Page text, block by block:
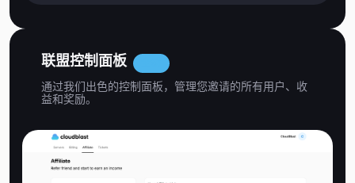
联盟控制面板
通过我们出色的控制面板，管理您邀请的所有用户、收
益和奖励。